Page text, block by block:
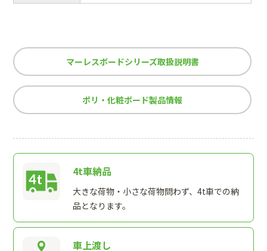
マーレスボードシリーズ取扱説明書
ポリ・化粧ボード製品情報
4t車納品
大きな荷物・小さな荷物問わず、4t車での納
品となります。
車上渡し